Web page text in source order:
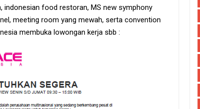
indonesian food restoran, MS new symphony
meeting room yang mewah, serta convention
membuka lowongan kerja sbb :